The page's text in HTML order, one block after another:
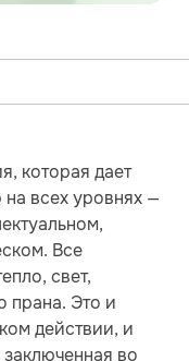
которая дает
всех уровнях —
Все
свет,
прана. Это и
действии, и
во